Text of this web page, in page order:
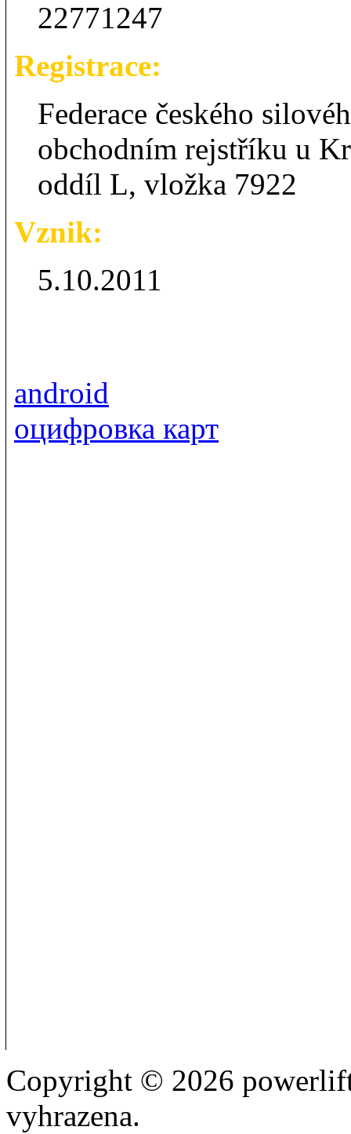
22771247
Registrace:
Federace českého
obchodním rejstříku u
oddíl L, vložka 7922
Vznik:
5.10.2011
android
оцифровка карт
Copyright © 2026
vyhrazena.